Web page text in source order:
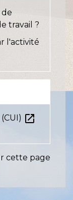
travail ?
l'activité
open_in_new
cette page